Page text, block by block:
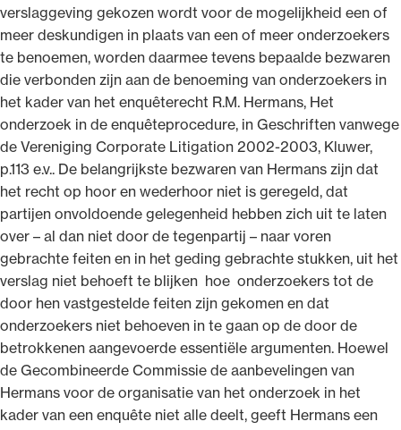
verslaggeving gekozen wordt voor de mogelijkheid een of
meer deskundigen in plaats van een of meer onderzoekers
te benoemen, worden daarmee tevens bepaalde bezwaren
die verbonden zijn aan de benoeming van onderzoekers in
het kader van het enquêterecht R.M. Hermans, Het
onderzoek in de enquêteprocedure, in Geschriften vanwege
de Vereniging Corporate Litigation 2002-2003, Kluwer,
p.113 e.v.. De belangrijkste bezwaren van Hermans zijn dat
het recht op hoor en wederhoor niet is geregeld, dat
partijen onvoldoende gelegenheid hebben zich uit te laten
over – al dan niet door de tegenpartij – naar voren
gebrachte feiten en in het geding gebrachte stukken, uit het
verslag niet behoeft te blijken hoe onderzoekers tot de
door hen vastgestelde feiten zijn gekomen en dat
onderzoekers niet behoeven in te gaan op de door de
betrokkenen aangevoerde essentiële argumenten. Hoewel
de Gecombineerde Commissie de aanbevelingen van
Hermans voor de organisatie van het onderzoek in het
kader van een enquête niet alle deelt, geeft Hermans een